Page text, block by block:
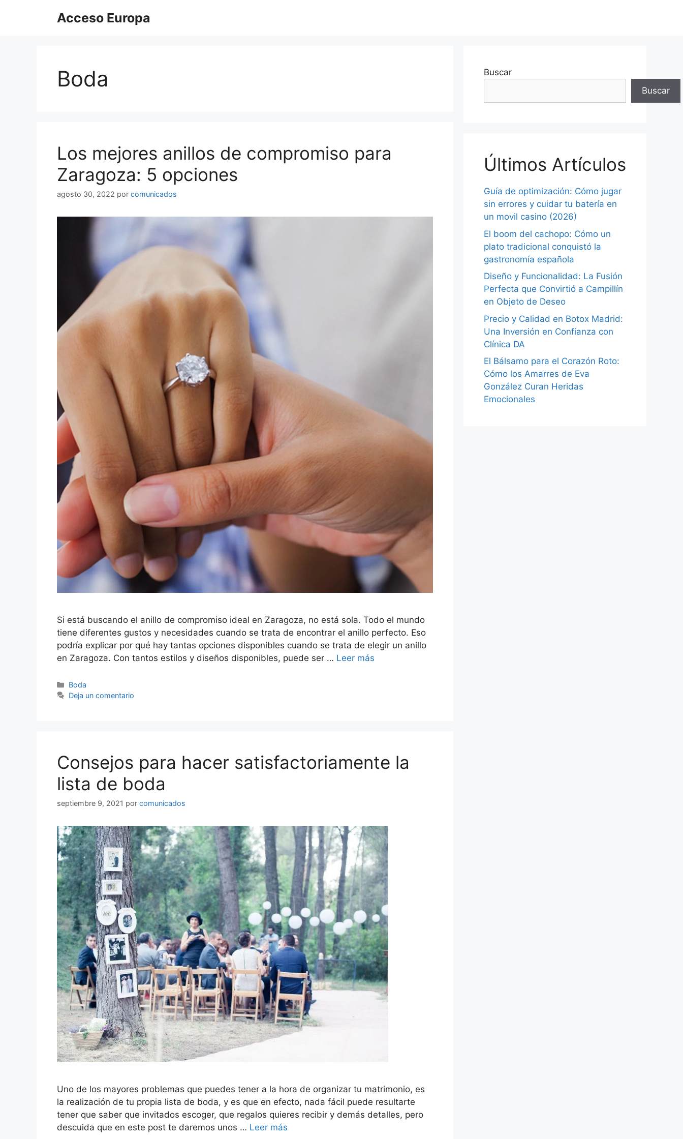
Acceso Europa
Boda
Los mejores anillos de compromiso para
Zaragoza: 5 opciones
agosto 30, 2022 por comunicados
Si está buscando el anillo de compromiso ideal en Zaragoza, no está sola. Todo el mundo
tiene diferentes gustos y necesidades cuando se trata de encontrar el anillo perfecto. Eso
podría explicar por qué hay tantas opciones disponibles cuando se trata de elegir un anillo
en Zaragoza. Con tantos estilos y diseños disponibles, puede ser … Leer más
Categorías
Boda
Deja un comentario
Consejos para hacer satisfactoriamente la
lista de boda
septiembre 9, 2021 por comunicados
Uno de los mayores problemas que puedes tener a la hora de organizar tu matrimonio, es
la realización de tu propia lista de boda, y es que en efecto, nada fácil puede resultarte
tener que saber que invitados escoger, que regalos quieres recibir y demás detalles, pero
descuida que en este post te daremos unos … Leer más
Buscar
Buscar
Últimos Artículos
Guía de optimización: Cómo jugar
sin errores y cuidar tu batería en
un movil casino (2026)
El boom del cachopo: Cómo un
plato tradicional conquistó la
gastronomía española
Diseño y Funcionalidad: La Fusión
Perfecta que Convirtió a Campillín
en Objeto de Deseo
Precio y Calidad en Botox Madrid:
Una Inversión en Confianza con
Clínica DA
El Bálsamo para el Corazón Roto:
Cómo los Amarres de Eva
González Curan Heridas
Emocionales